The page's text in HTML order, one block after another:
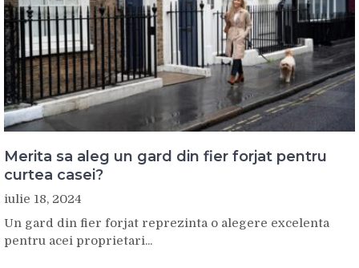
Merita sa aleg un gard din fier forjat pentru
curtea casei?
iulie 18, 2024
Un gard din fier forjat reprezinta o alegere excelenta
pentru acei proprietari...